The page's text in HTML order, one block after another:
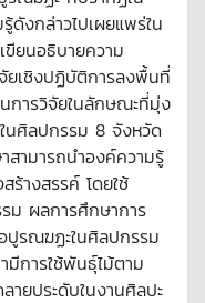
ดังกล่าวไปเผยแพร่ใน
ยนอธิบายความ
ยเชิงปฏิบัติการลงพื้นที่
การวิจัยในลักษณะที่มุ่ง
นศิลปกรรม 8 จังหวัด
ามารถนำองค์ความรู้
างสรรค์ โดยใช้
ม ผลการศึกษาการ
ปูรณฆฏะในศิลปกรรม
การใช้พันธุ์ไม้ตาม
ายประดับในงานศิลปะ